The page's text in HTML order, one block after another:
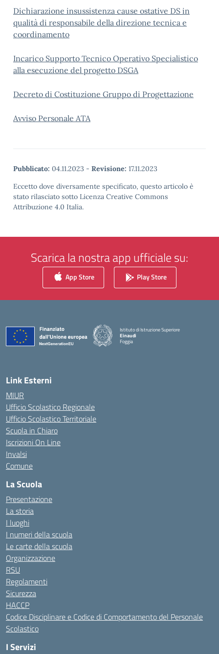
Dichiarazione insussistenza cause ostative DS in
qualità di responsabile della direzione tecnica e
coordinamento
Incarico Supporto Tecnico Operativo Specialistico
alla esecuzione del progetto DSGA
Decreto di Costituzione Gruppo di Progettazione
Avviso Personale ATA
Pubblicato: 04.11.2023 - Revisione: 17.11.2023
Eccetto dove diversamente specificato, questo articolo è
stato rilasciato sotto Licenza Creative Commons
Attribuzione 4.0 Italia.
Scarica la nostra app ufficiale su:
App Store Play Store
Istituto di Istruzione Superiore
Einaudi
Foggia
— Visita la pagina iniziale della scuola
Link Esterni
MIUR
Ufficio Scolastico Regionale
Ufficio Scolastico Territoriale
Scuola in Chiaro
Iscrizioni On Line
Invalsi
Comune
La Scuola
Presentazione
La storia
I luoghi
I numeri della scuola
Le carte della scuola
Organizzazione
RSU
Regolamenti
Sicurezza
HACCP
Codice Disciplinare e Codice di Comportamento del Personale
Scolastico
I Servizi